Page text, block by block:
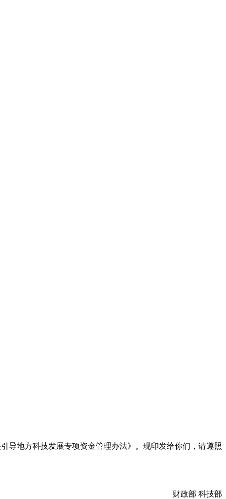
导地方科技发展专项资金管理办法》。现印发给你们，请遵照
财政部 科技部